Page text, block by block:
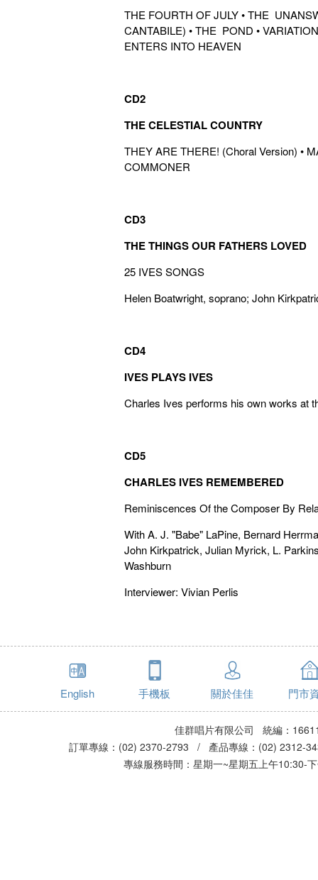
THE FOURTH OF JULY • THE
CANTABILE) • THE POND •
ENTERS INTO HEAVEN
CD2
THE CELESTIAL COUNTRY
THEY ARE THERE! (Choral Version) •
COMMONER
CD3
THE THINGS OUR FATHERS LOVED
25 IVES SONGS
Helen Boatwright, soprano; John
CD4
IVES PLAYS IVES
Charles Ives performs his own works at
CD5
CHARLES IVES REMEMBERED
Reminiscences Of the Composer By
With A. J. "Babe" LaPine, Bernard
John Kirkpatrick, Julian Myrick, L.
Washburn
Interviewer: Vivian Perlis
English 手機板 關於佳佳 門市
佳群唱片有限公司 統編：
訂單專線：(02) 2370-2793 / 產品專線：(02)
專線服務時間：星期一~星期五上午10:30-